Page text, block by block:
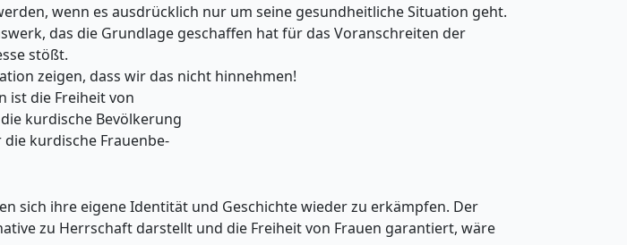
wenn es ausdrücklich nur um seine gesundheitliche Situation geht.
das die Grundlage geschaffen hat für das Voranschreiten der
stößt.
zeigen, dass wir das nicht hinnehmen!
ist die Freiheit von
kurdische Bevölkerung
kurdische Frauenbe-
sich ihre eigene Identität und Geschichte wieder zu erkämpfen. Der
zu Herrschaft darstellt und die Freiheit von Frauen garantiert, wäre